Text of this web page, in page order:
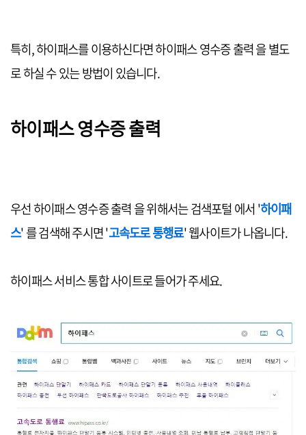
특히, 하이패스를 이용하신다면 하이패스 영수증 출력 을 별도
로 하실 수 있는 방법이 있습니다.
하이패스 영수증 출력
우선 하이패스 영수증 출력 을 위해서는 검색포털 에서 '하이패
스' 를 검색해 주시면 '고속도로 통행료' 웹사이트가 나옵니다.
하이패스 서비스 통합 사이트로 들어가 주세요.